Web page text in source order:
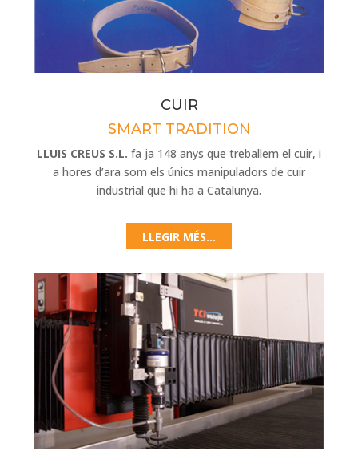
CUIR
SMART TRADITION
LLUIS CREUS S.L. fa ja 148 anys que treballem el cuir, i
a hores d’ara som els únics manipuladors de cuir
industrial que hi ha a Catalunya.
LLEGIR MÉS...